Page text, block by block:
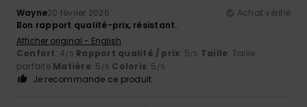
Wayne20 février 2026
Achat vérifié
Bon rapport qualité-prix, résistant.
Afficher original - English
Confort: 4/5 Rapport qualité / prix: 5/5 Taille: Taille
parfaite Matière: 5 /5 Coloris: 5 /5
Je recommande ce produit